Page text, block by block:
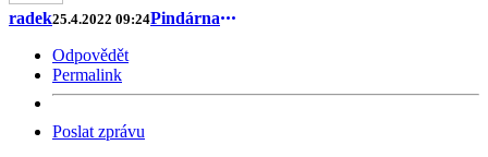
radek25.4.2022 09:24Pindárna
Odpovědět
Permalink
Poslat zprávu